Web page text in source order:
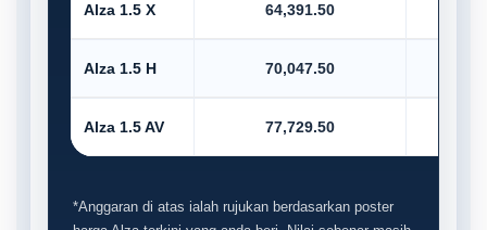
Alza 1.5 X 64,391.50
Alza 1.5 H 70,047.50
Alza 1.5 AV 77,729.50
*Anggaran di atas ialah rujukan berdasarkan poster